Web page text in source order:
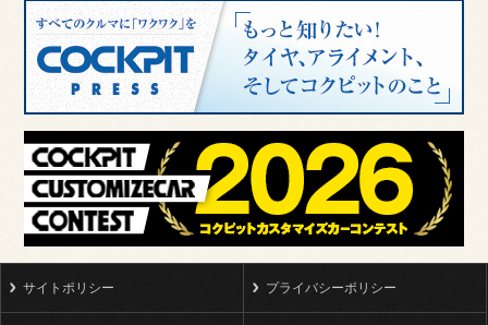
サイトポリシー プライバシーポリシー